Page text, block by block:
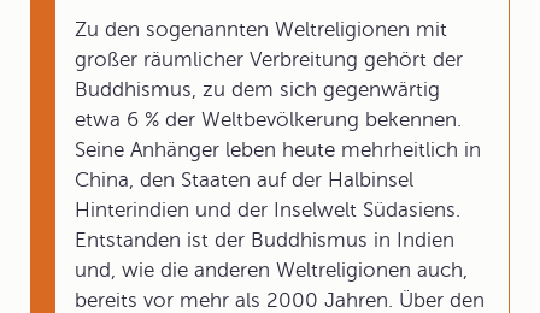
Zu den sogenannten Weltreligionen mit
großer räumlicher Verbreitung gehört der
Buddhismus, zu dem sich gegenwärtig
etwa 6 % der Weltbevölkerung bekennen.
Seine Anhänger leben heute mehrheitlich in
China, den Staaten auf der Halbinsel
Hinterindien und der Inselwelt Südasiens.
Entstanden ist der Buddhismus in Indien
und, wie die anderen Weltreligionen auch,
bereits vor mehr als 2000 Jahren. Über den